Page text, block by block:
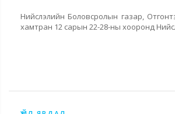
Нийслэлийн Боловсролын газар,
хамтран 12 сарын 22-28-ны хооронд